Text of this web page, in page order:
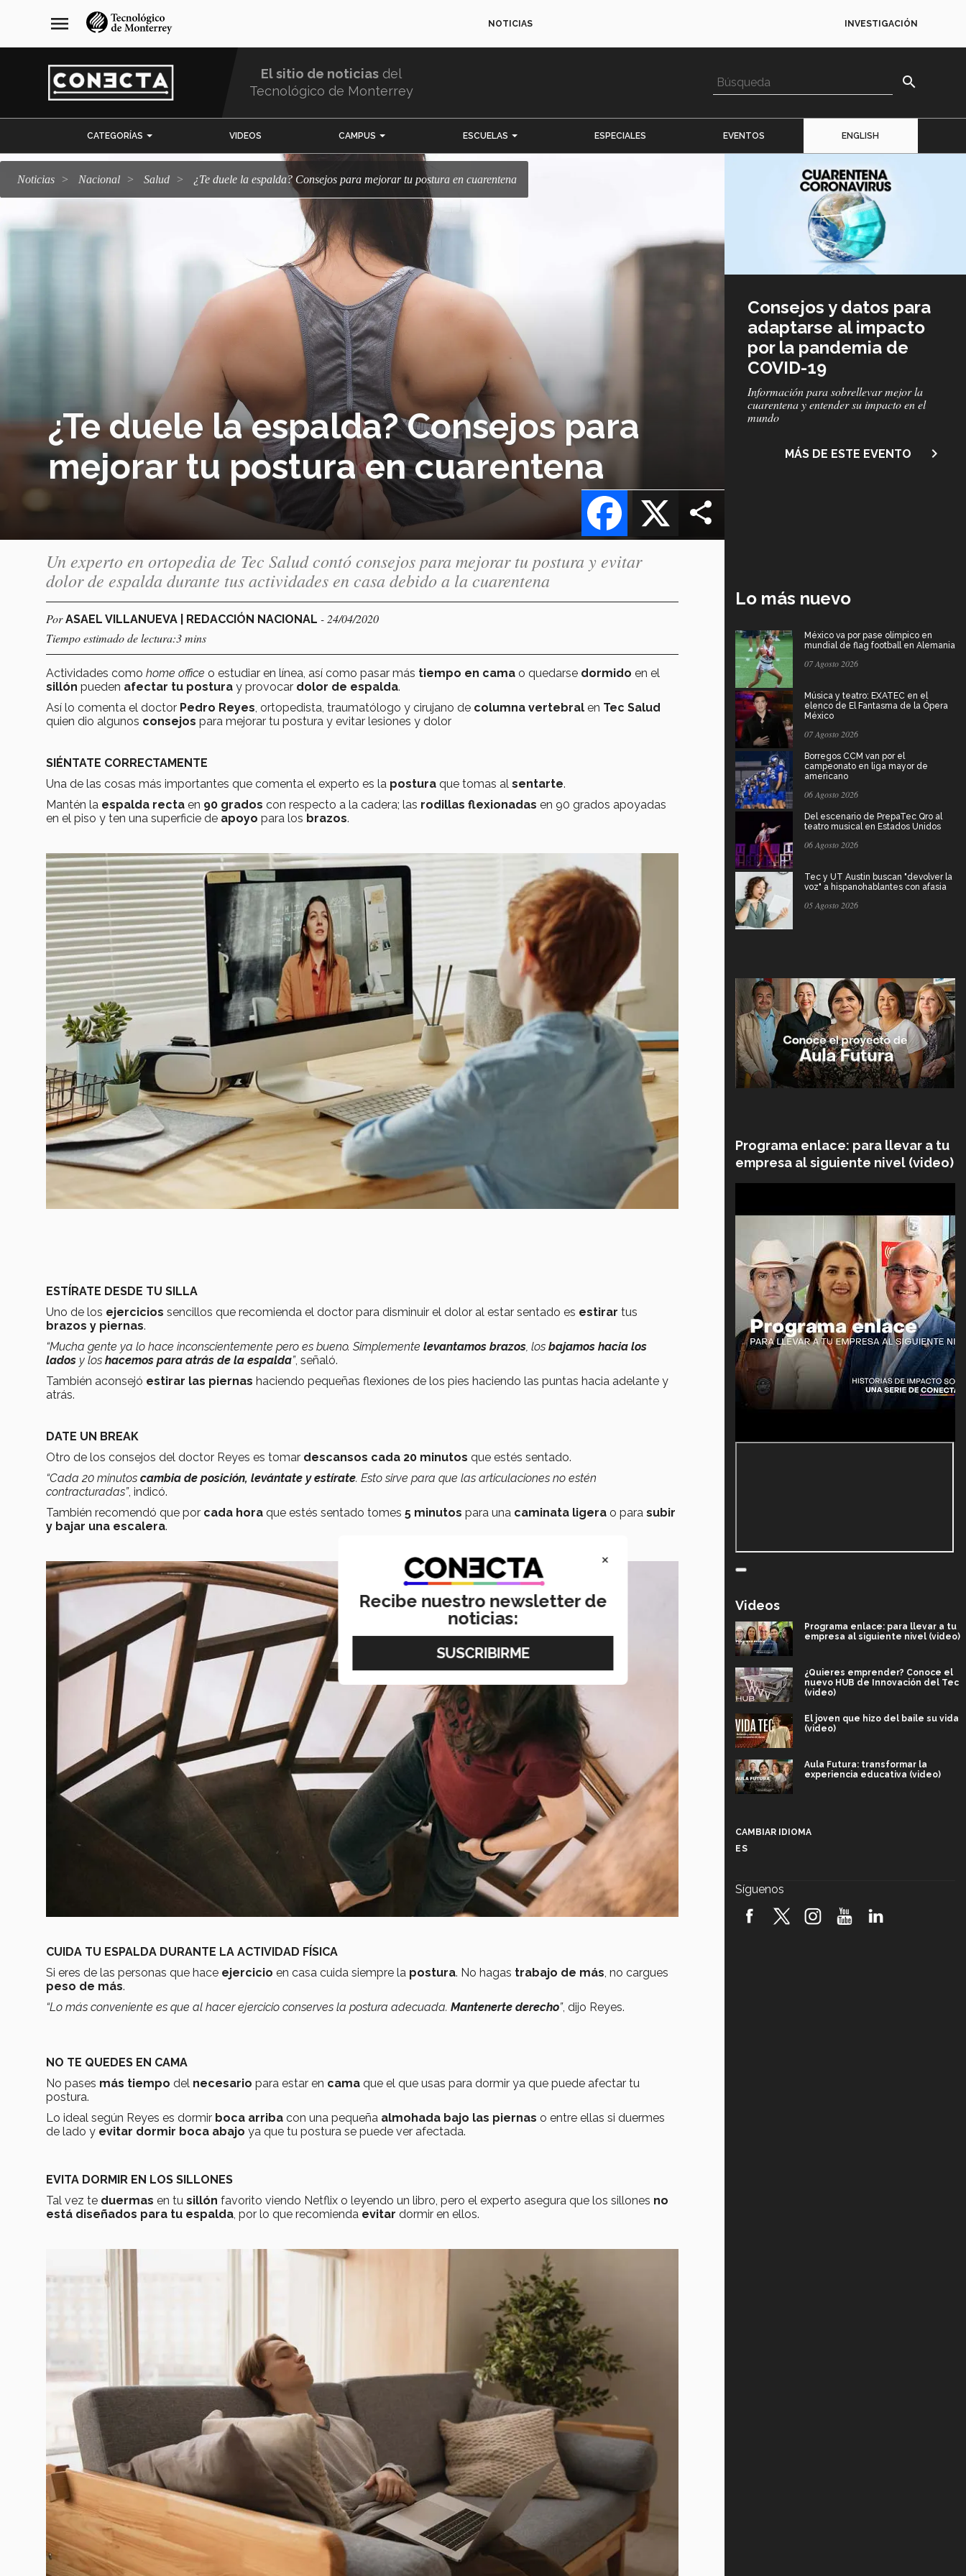
navegación
principal
menu NOTICIAS INVESTIGACIÓN
El sitio de noticias del
Tecnológico de Monterrey
search
CATEGORÍAS VIDEOS CAMPUS ESCUELAS ESPECIALES EVENTOS ENGLISH
Noticias Nacional salud ¿Te duele la espalda? Consejos para mejorar tu postura en cuarentena
¿Te duele la espalda? Consejos para
mejorar tu postura en cuarentena
X
Facebook
Consejos y datos para
adaptarse al impacto
por la pandemia de
COVID-19
Subtítulo
Información para sobrellevar mejor la
cuarentena y entender su impacto en el
mundo
MÁS DE ESTE EVENTO navigate_next
Un experto en ortopedia de Tec Salud contó consejos para mejorar tu postura y evitar
dolor de espalda durante tus actividades en casa debido a la cuarentena
PorASAEL VILLANUEVA | REDACCIÓN NACIONAL - 24/04/2020
Tiempo estimado de lectura:3 mins
Actividades como home office o estudiar en línea, así como pasar más tiempo en cama o quedarse dormido en el
sillón pueden afectar tu postura y provocar dolor de espalda.
Así lo comenta el doctor Pedro Reyes, ortopedista, traumatólogo y cirujano de columna vertebral en Tec Salud
quien dio algunos consejos para mejorar tu postura y evitar lesiones y dolor
SIÉNTATE CORRECTAMENTE
Una de las cosas más importantes que comenta el experto es la postura que tomas al sentarte.
Mantén la espalda recta en 90 grados con respecto a la cadera; las rodillas flexionadas en 90 grados apoyadas
en el piso y ten una superficie de apoyo para los brazos.
ESTÍRATE DESDE TU SILLA
Uno de los ejercicios sencillos que recomienda el doctor para disminuir el dolor al estar sentado es estirar tus
brazos y piernas.
“Mucha gente ya lo hace inconscientemente pero es bueno. Simplemente levantamos brazos, los bajamos hacia los
lados y los hacemos para atrás de la espalda”, señaló.
También aconsejó estirar las piernas haciendo pequeñas flexiones de los pies haciendo las puntas hacia adelante y
atrás.
DATE UN BREAK
Otro de los consejos del doctor Reyes es tomar descansos cada 20 minutos que estés sentado.
“Cada 20 minutos cambia de posición, levántate y estírate. Esto sirve para que las articulaciones no estén
contracturadas”, indicó.
También recomendó que por cada hora que estés sentado tomes 5 minutos para una caminata ligera o para subir
y bajar una escalera.
CUIDA TU ESPALDA DURANTE LA ACTIVIDAD FÍSICA
Si eres de las personas que hace ejercicio en casa cuida siempre la postura. No hagas trabajo de más, no cargues
peso de más.
“Lo más conveniente es que al hacer ejercicio conserves la postura adecuada. Mantenerte derecho”, dijo Reyes.
NO TE QUEDES EN CAMA
No pases más tiempo del necesario para estar en cama que el que usas para dormir ya que puede afectar tu
postura.
Lo ideal según Reyes es dormir boca arriba con una pequeña almohada bajo las piernas o entre ellas si duermes
de lado y evitar dormir boca abajo ya que tu postura se puede ver afectada.
EVITA DORMIR EN LOS SILLONES
Tal vez te duermas en tu sillón favorito viendo Netflix o leyendo un libro, pero el experto asegura que los sillones no
está diseñados para tu espalda, por lo que recomienda evitar dormir en ellos.
Lo más nuevo
México va por pase olímpico en
mundial de flag football en Alemania
07 Agosto 2026
Música y teatro: EXATEC en el
elenco de El Fantasma de la Ópera
México
07 Agosto 2026
Borregos CCM van por el
campeonato en liga mayor de
americano
06 Agosto 2026
Del escenario de PrepaTec Qro al
teatro musical en Estados Unidos
06 Agosto 2026
Tec y UT Austin buscan "devolver la
voz" a hispanohablantes con afasia
05 Agosto 2026
Programa enlace: para llevar a tu
empresa al siguiente nivel (video)
Videos
Programa enlace: para llevar a tu
empresa al siguiente nivel (video)
¿Quieres emprender? Conoce el
nuevo HUB de Innovación del Tec
(video)
El joven que hizo del baile su vida
(video)
Aula Futura: transformar la
experiencia educativa (video)
robótica FIRST 2026! (video)
CAMBIAR IDIOMA
ES
Síguenos
×
Recibe nuestro newsletter de
noticias: